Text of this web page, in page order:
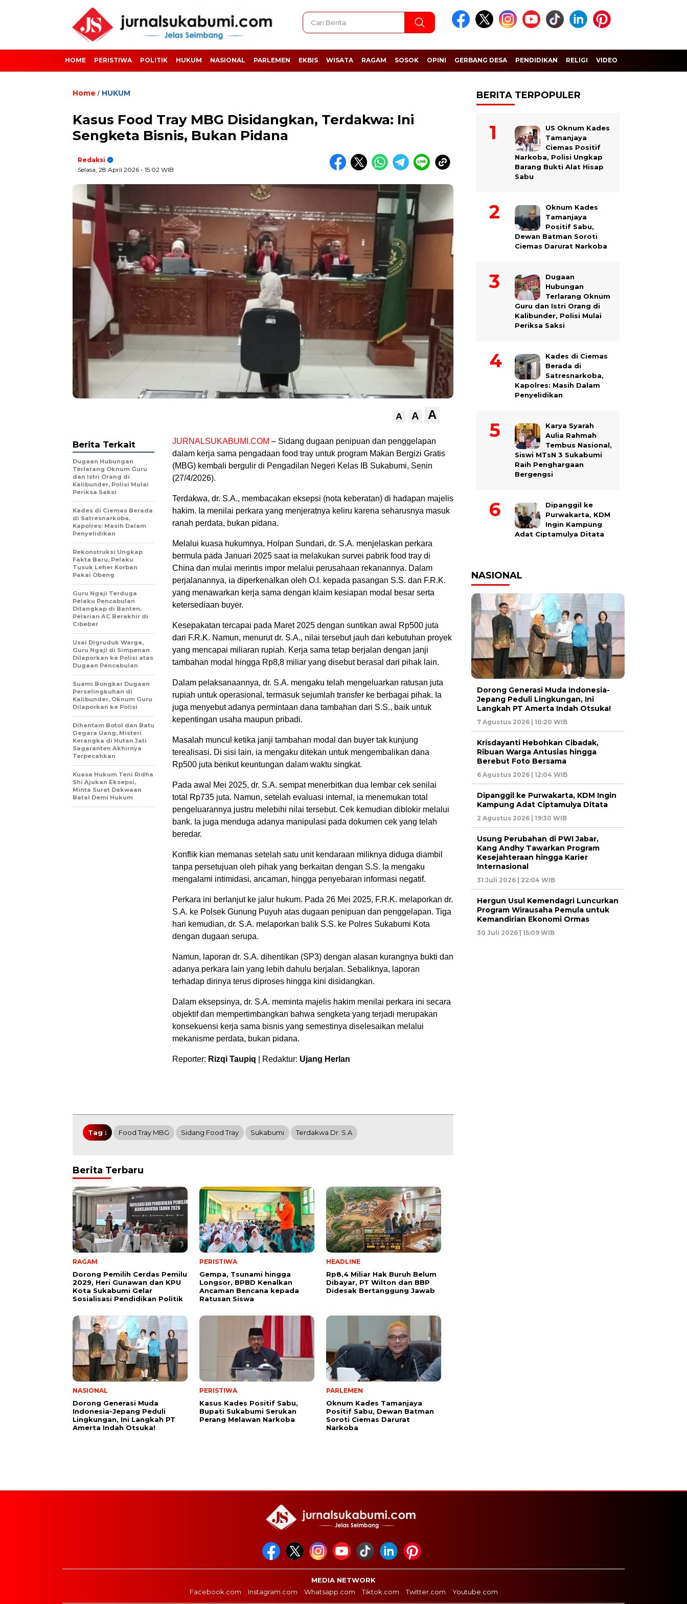
HOME PERISTIWA POLITIK HUKUM NASIONAL PARLEMEN EKBIS WISATA RAGAM SOSOK OPINI GERBANG DESA PENDIDIKAN RELIGI VIDEO
Home / HUKUM
Kasus Food Tray MBG Disidangkan, Terdakwa: Ini
Sengketa Bisnis, Bukan Pidana
Redaksi
Selasa, 28 April 2026 - 15:02 WIB
A A A
JURNALSUKABUMI.COM – Sidang dugaan penipuan dan penggelapan
dalam kerja sama pengadaan food tray untuk program Makan Bergizi Gratis
(MBG) kembali bergulir di Pengadilan Negeri Kelas IB Sukabumi, Senin
(27/4/2026).
Terdakwa, dr. S.A., membacakan eksepsi (nota keberatan) di hadapan majelis
hakim. Ia menilai perkara yang menjeratnya keliru karena seharusnya masuk
ranah perdata, bukan pidana.
Melalui kuasa hukumnya, Holpan Sundari, dr. S.A. menjelaskan perkara
bermula pada Januari 2025 saat ia melakukan survei pabrik food tray di
China dan mulai merintis impor melalui perusahaan rekanannya. Dalam
perjalanannya, ia diperkenalkan oleh O.I. kepada pasangan S.S. dan F.R.K.
yang menawarkan kerja sama dengan klaim kesiapan modal besar serta
ketersediaan buyer.
Kesepakatan tercapai pada Maret 2025 dengan suntikan awal Rp500 juta
dari F.R.K. Namun, menurut dr. S.A., nilai tersebut jauh dari kebutuhan proyek
yang mencapai miliaran rupiah. Kerja sama tetap berjalan dengan janji
tambahan modal hingga Rp8,8 miliar yang disebut berasal dari pihak lain.
Dalam pelaksanaannya, dr. S.A. mengaku telah mengeluarkan ratusan juta
rupiah untuk operasional, termasuk sejumlah transfer ke berbagai pihak. Ia
juga menyebut adanya permintaan dana tambahan dari S.S., baik untuk
kepentingan usaha maupun pribadi.
Masalah muncul ketika janji tambahan modal dan buyer tak kunjung
terealisasi. Di sisi lain, ia mengaku ditekan untuk mengembalikan dana
Rp500 juta berikut keuntungan dalam waktu singkat.
Pada awal Mei 2025, dr. S.A. sempat menerbitkan dua lembar cek senilai
total Rp735 juta. Namun, setelah evaluasi internal, ia menemukan total
pengeluarannya justru melebihi nilai tersebut. Cek kemudian diblokir melalui
bank. Ia juga menduga adanya manipulasi pada dokumen cek yang telah
beredar.
Konflik kian memanas setelah satu unit kendaraan miliknya diduga diambil
tanpa persetujuan oleh pihak yang berkaitan dengan S.S. Ia mengaku
mengalami intimidasi, ancaman, hingga penyebaran informasi negatif.
Perkara ini berlanjut ke jalur hukum. Pada 26 Mei 2025, F.R.K. melaporkan dr.
S.A. ke Polsek Gunung Puyuh atas dugaan penipuan dan penggelapan. Tiga
hari kemudian, dr. S.A. melaporkan balik S.S. ke Polres Sukabumi Kota
dengan dugaan serupa.
Namun, laporan dr. S.A. dihentikan (SP3) dengan alasan kurangnya bukti dan
adanya perkara lain yang lebih dahulu berjalan. Sebaliknya, laporan
terhadap dirinya terus diproses hingga kini disidangkan.
Dalam eksepsinya, dr. S.A. meminta majelis hakim menilai perkara ini secara
objektif dan mempertimbangkan bahwa sengketa yang terjadi merupakan
konsekuensi kerja sama bisnis yang semestinya diselesaikan melalui
mekanisme perdata, bukan pidana.
Reporter: Rizqi Taupiq | Redaktur: Ujang Herlan
Berita Terkait
Dugaan Hubungan
Terlarang Oknum Guru
dan Istri Orang di
Kalibunder, Polisi Mulai
Periksa Saksi
Kades di Ciemas Berada
di Satresnarkoba,
Kapolres: Masih Dalam
Penyelidikan
Rekonstruksi Ungkap
Fakta Baru, Pelaku
Tusuk Leher Korban
Pakai Obeng
Guru Ngaji Terduga
Pelaku Pencabulan
Ditangkap di Banten,
Pelarian AC Berakhir di
Cibeber
Usai Digruduk Warga,
Guru Ngaji di Simpenan
Dilaporkan ke Polisi atas
Dugaan Pencabulan
Suami Bongkar Dugaan
Perselingkuhan di
Kalibunder, Oknum Guru
Dilaporkan ke Polisi
Dihantam Botol dan Batu
Gegara Uang, Misteri
Kerangka di Hutan Jati
Sagaranten Akhirnya
Terpecahkan
Kuasa Hukum Teni Ridha
Shi Ajukan Eksepsi,
Minta Surat Dakwaan
Batal Demi Hukum
Tag : Food Tray MBG Sidang Food Tray Sukabumi Terdakwa Dr. S.A
Berita Terbaru
RAGAM
Dorong Pemilih Cerdas Pemilu
2029, Heri Gunawan dan KPU
Kota Sukabumi Gelar
Sosialisasi Pendidikan Politik
PERISTIWA
Gempa, Tsunami hingga
Longsor, BPBD Kenalkan
Ancaman Bencana kepada
Ratusan Siswa
HEADLINE
Rp8,4 Miliar Hak Buruh Belum
Dibayar, PT Wilton dan BBP
Didesak Bertanggung Jawab
NASIONAL
Dorong Generasi Muda
Indonesia-Jepang Peduli
Lingkungan, Ini Langkah PT
Amerta Indah Otsuka!
PERISTIWA
Kasus Kades Positif Sabu,
Bupati Sukabumi Serukan
Perang Melawan Narkoba
PARLEMEN
Oknum Kades Tamanjaya
Positif Sabu, Dewan Batman
Soroti Ciemas Darurat
Narkoba
BERITA TERPOPULER
US Oknum Kades
Tamanjaya
Ciemas Positif
Narkoba, Polisi Ungkap
Barang Bukti Alat Hisap
Sabu
Oknum Kades
Tamanjaya
Positif Sabu,
Dewan Batman Soroti
Ciemas Darurat Narkoba
Dugaan
Hubungan
Terlarang Oknum
Guru dan Istri Orang di
Kalibunder, Polisi Mulai
Periksa Saksi
Kades di Ciemas
Berada di
Satresnarkoba,
Kapolres: Masih Dalam
Penyelidikan
Karya Syarah
Aulia Rahmah
Tembus Nasional,
Siswi MTsN 3 Sukabumi
Raih Penghargaan
Bergengsi
Dipanggil ke
Purwakarta, KDM
Ingin Kampung
Adat Ciptamulya Ditata
NASIONAL
Dorong Generasi Muda Indonesia-
Jepang Peduli Lingkungan, Ini
Langkah PT Amerta Indah Otsuka!
7 Agustus 2026 | 10:20 WIB
Krisdayanti Hebohkan Cibadak,
Ribuan Warga Antusias hingga
Berebut Foto Bersama
6 Agustus 2026 | 12:04 WIB
Dipanggil ke Purwakarta, KDM Ingin
Kampung Adat Ciptamulya Ditata
2 Agustus 2026 | 19:30 WIB
Usung Perubahan di PWI Jabar,
Kang Andhy Tawarkan Program
Kesejahteraan hingga Karier
Internasional
31 Juli 2026 | 22:04 WIB
Hergun Usul Kemendagri Luncurkan
Program Wirausaha Pemula untuk
Kemandirian Ekonomi Ormas
30 Juli 2026 | 15:09 WIB
MEDIA NETWORK
Facebook.com
Instagram.com Whatsapp.com Tiktok.com Twitter.com Youtube.com